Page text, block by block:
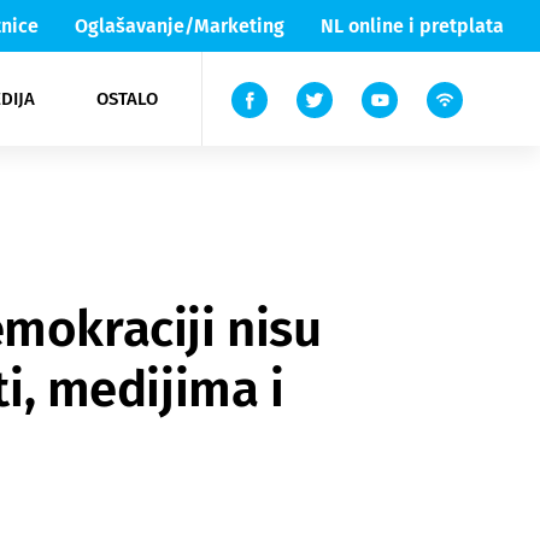
Oglašavanje/Marketing NL online i pretplata
OSTALO
Lika & Senj
TV
nisu
medijima i